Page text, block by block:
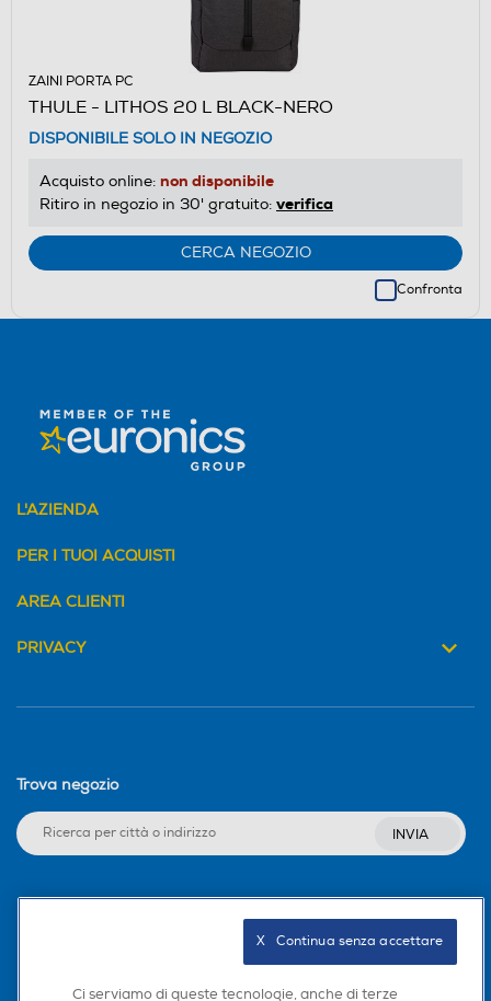
ZAINI PORTA PC
THULE - LITHOS 20 L BLACK-NERO
DISPONIBILE SOLO IN NEGOZIO
Acquisto online: non disponibile
Ritiro in negozio in 30' gratuito: verifica
CERCA NEGOZIO
Confronta
L'AZIENDA
PER I TUOI ACQUISTI
AREA CLIENTI
PRIVACY
Trova negozio
INVIA
Ci serviamo di queste tecnologie, anche di terze
X   Continua senza accettare